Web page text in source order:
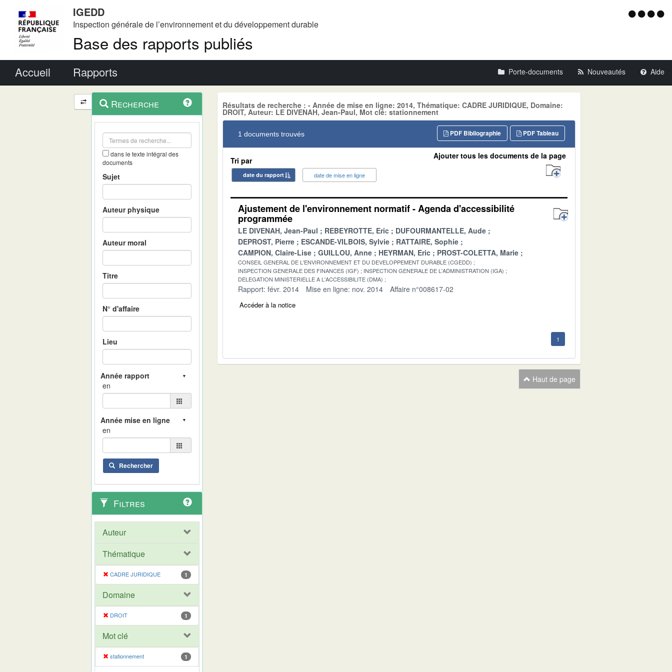
IGEDD
Inspection générale de l’environnement et du développement durable
Base des rapports publiés
Menu
Accueil Rapports Porte-documents Nouveautés Aide
Navigation
et
outils
contextuel
Recherche
dans le texte intégral des
documents
Sujet
Auteur physique
Auteur moral
Titre
N° d'affaire
Lieu
en
en
Rechercher
Filtres
Auteur
Thématique
CADRE JURIDIQUE 1
Domaine
DROIT 1
Mot clé
stationnement 1
Résultats de recherche : - Année de mise en ligne: 2014, Thématique: CADRE JURIDIQUE, Domaine:
DROIT, Auteur: LE DIVENAH, Jean-Paul, Mot clé: stationnement
1 documents trouvés PDF Tableau
PDF Bibliographie
Tri par
date du rapport date de mise en ligne
Ajouter tous les documents de la page
Ajustement de l'environnement normatif - Agenda d'accessibilité
programmée
LE DIVENAH, Jean-Paul REBEYROTTE, Eric
DUFOURMANTELLE, Aude
DEPROST, Pierre
ESCANDE-VILBOIS, Sylvie
RATTAIRE, Sophie
CAMPION, Claire-Lise
GUILLOU, Anne HEYRMAN, Eric PROST-COLETTA, Marie
CONSEIL GENERAL DE L'ENVIRONNEMENT ET DU DEVELOPPEMENT DURABLE (CGEDD)
INSPECTION GENERALE DES FINANCES (IGF)
INSPECTION GENERALE DE L'ADMINISTRATION (IGA)
DELEGATION MINISTERIELLE A L'ACCESSIBILITE (DMA)
Rapport: févr. 2014 Mise en ligne: nov. 2014 Affaire n°008617-02
Accéder à la notice
1
Haut de page